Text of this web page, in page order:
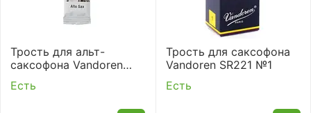
Трость для альт-
саксофона Vandoren
JSR6115 (№ 1/2)
Есть
Трость для саксофона
Vandoren SR221 №1
Есть